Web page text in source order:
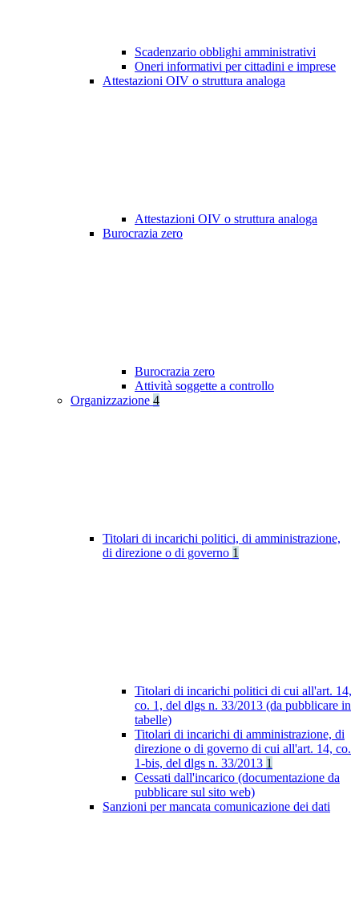
Scadenzario obblighi amministrativi
Oneri informativi per cittadini e imprese
Attestazioni OIV o struttura analoga
Attestazioni OIV o struttura analoga
Burocrazia zero
Burocrazia zero
Attività soggette a controllo
Organizzazione 4
Titolari di incarichi politici, di amministrazione,
di direzione o di governo 1
Titolari di incarichi politici di cui all'art. 14,
co. 1, del dlgs n. 33/2013 (da pubblicare in
tabelle)
Titolari di incarichi di amministrazione, di
direzione o di governo di cui all'art. 14, co.
1-bis, del dlgs n. 33/2013 1
Cessati dall'incarico (documentazione da
pubblicare sul sito web)
Sanzioni per mancata comunicazione dei dati